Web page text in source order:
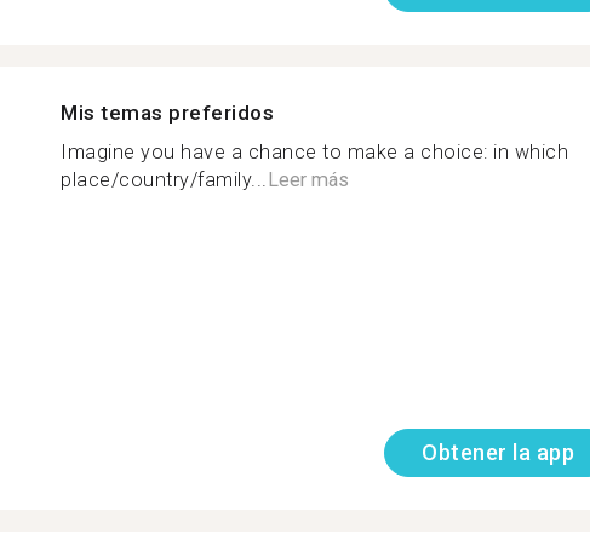
Mis temas preferidos
Imagine you have a chance to make a choice: in which
place/country/family...Leer más
Obtener la app